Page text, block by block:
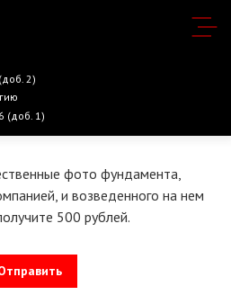
2)
(доб. 1)
фото фундамента,
и возведенного на нем
500 рублей.